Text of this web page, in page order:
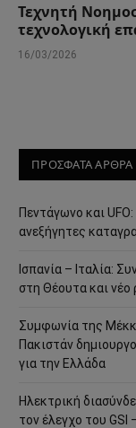
Τεχνητή
τεχνολογική
16/03/2026
ΠΡΟΣΦΑΤΑ ΑΡΘΡΑ
Πεντάγωνο και
ανεξήγητες
Ισπανία – Ιταλία:
στη Θέουτα και
Συμφωνία της
Πακιστάν
για την Ελλάδα
Ηλεκτρική
τον έλεγχο του GSI